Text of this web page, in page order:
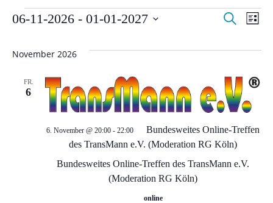
Veranstaltungen
V
e
r
a
n
s
Suche
V
e
a
n
s
Liste
06-11-2026 - 01-01-2027
wählen.
November 2026
FR.
6
Bundesweites Online-Treffen des TransMann e.V.
(Moderation RG Köln)
6. November @ 20:00 - 22:00
Bundesweites Online-Treffen
des TransMann e.V. (Moderation RG Köln)
online